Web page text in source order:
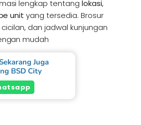
lengkap tentang lokasi,
unit yang tersedia. Brosur
dan jadwal kunjungan
mudah
Juga
BSD City